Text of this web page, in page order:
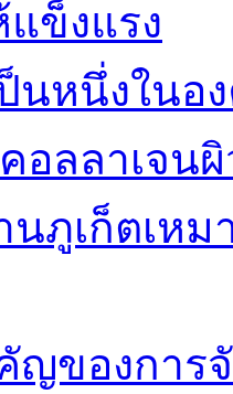
ข็งแรง
ป็นหนึ่งใน
คอลลาเจน
นภูเก็ตเห
ญของการ